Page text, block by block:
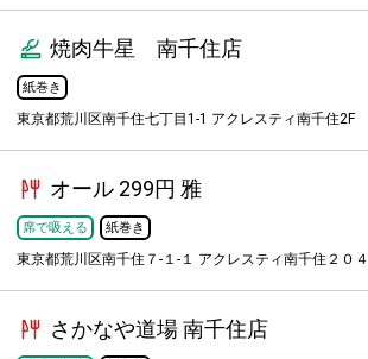
焼肉牛星 南千住店
紙巻き
東京都荒川区南千住七丁目1-1 アクレスティ南千住2F
オール 299円 雅
席で吸える 紙巻き
東京都荒川区南千住７-１-１ アクレスティ南千住２０４
さかなや道場 南千住店